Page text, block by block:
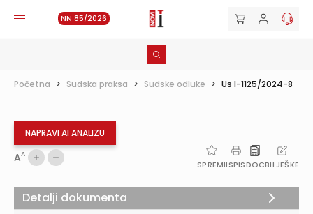
NN 85/2026
Početna > Sudska praksa > Sudske odluke > Us I-1125/2024-8
NAPRAVI AI ANALIZU
AA
SPREMIISPISDOCBILJEŠKE
Detalji dokumenta